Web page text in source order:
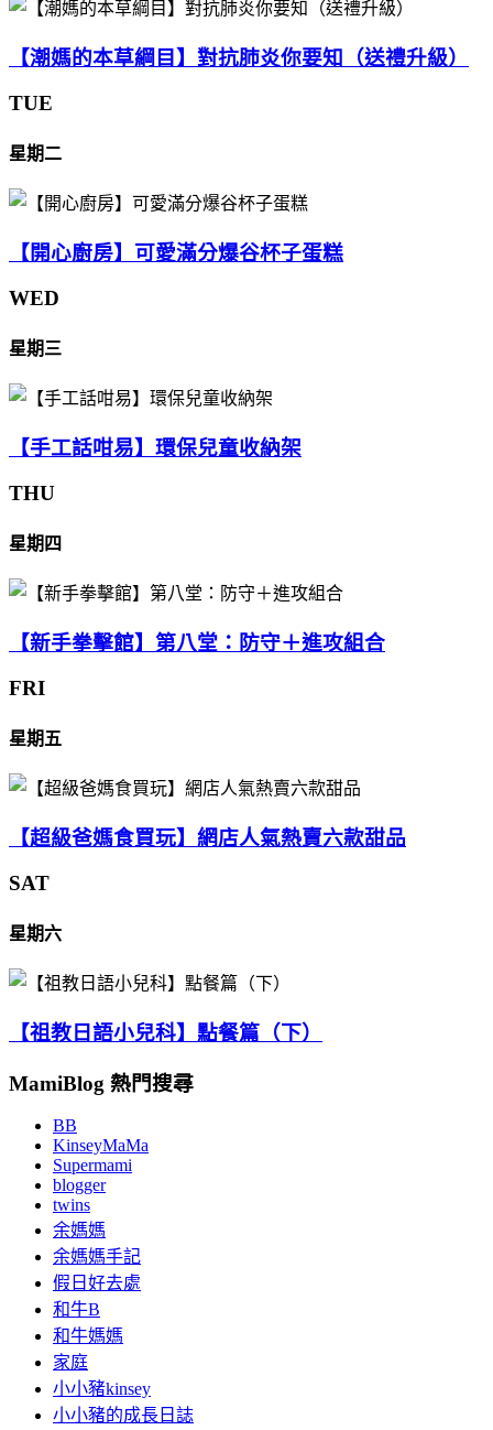
【潮媽的本草綱目】對抗肺炎你要知（送禮升級）
TUE
星期二
【開心廚房】可愛滿分爆谷杯子蛋糕
WED
星期三
【手工話咁易】環保兒童收納架
THU
星期四
【新手拳擊館】第八堂：防守＋進攻組合
FRI
星期五
【超級爸媽食買玩】網店人氣熱賣六款甜品
SAT
星期六
【祖教日語小兒科】點餐篇（下）
MamiBlog 熱門搜尋
BB
KinseyMaMa
Supermami
blogger
twins
余媽媽
余媽媽手記
假日好去處
和牛B
和牛媽媽
家庭
小小豬kinsey
小小豬的成長日誌